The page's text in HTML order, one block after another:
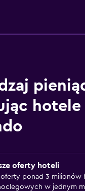
hotele
oferty hoteli
oferty ponad 3 milionów
w jednym